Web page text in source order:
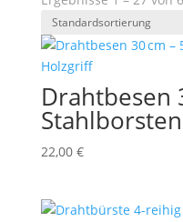
Drahtbesen
22,00 €